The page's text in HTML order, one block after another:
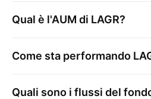
Qual è l'AUM di LAGR?
Come sta performando
Quali sono i flussi del